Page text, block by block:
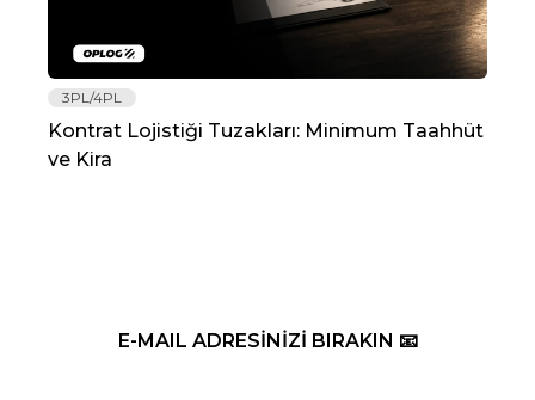
3PL/4PL
Kontrat Lojistiği Tuzakları: Minimum Taahhüt
ve Kira
E-MAIL ADRESİNİZİ BIRAKIN 📧